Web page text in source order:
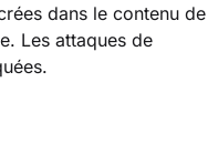
dans le contenu de
Les attaques de